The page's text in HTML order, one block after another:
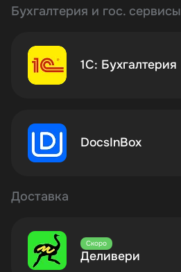
Бухгалтерия и гос. сервисы
1С: Бухгалтерия
DocsInBox
Доставка
Скоро
Деливери